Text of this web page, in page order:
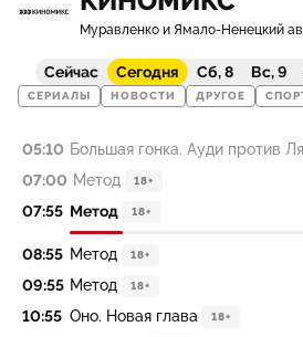
Муравленко и Ямало-Ненецкий
Сейчас Сегодня Сб, 8 Вс, 9
СЕРИАЛЫ НОВОСТИ ДРУГОЕ
05:10 Большая гонка. Ауди против
07:00 Метод 18+
07:55 Метод 18+
08:55 Метод 18+
09:55 Метод 18+
10:55 Оно. Новая глава 18+